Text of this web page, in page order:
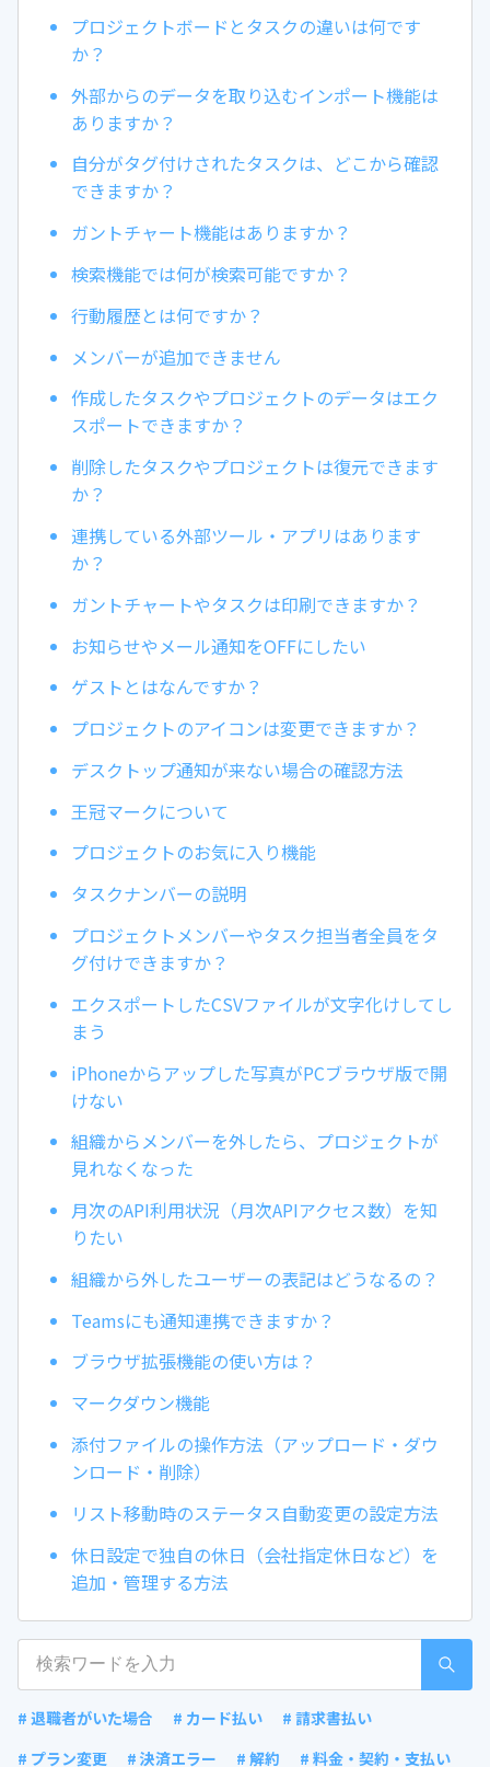
プロジェクトボードとタスクの違いは何です
か？
外部からのデータを取り込むインポート機能は
ありますか？
自分がタグ付けされたタスクは、どこから確認
できますか？
ガントチャート機能はありますか？
検索機能では何が検索可能ですか？
行動履歴とは何ですか？
メンバーが追加できません
作成したタスクやプロジェクトのデータはエク
スポートできますか？
削除したタスクやプロジェクトは復元できます
か？
連携している外部ツール・アプリはあります
か？
ガントチャートやタスクは印刷できますか？
お知らせやメール通知をOFFにしたい
ゲストとはなんですか？
プロジェクトのアイコンは変更できますか？
デスクトップ通知が来ない場合の確認方法
王冠マークについて
プロジェクトのお気に入り機能
タスクナンバーの説明
プロジェクトメンバーやタスク担当者全員をタ
グ付けできますか？
エクスポートしたCSVファイルが文字化けしてし
まう
iPhoneからアップした写真がPCブラウザ版で開
けない
組織からメンバーを外したら、プロジェクトが
見れなくなった
月次のAPI利用状況（月次APIアクセス数）を知
りたい
組織から外したユーザーの表記はどうなるの？
Teamsにも通知連携できますか？
ブラウザ拡張機能の使い方は？
マークダウン機能
添付ファイルの操作方法（アップロード・ダウ
ンロード・削除）
リスト移動時のステータス自動変更の設定方法
休日設定で独自の休日（会社指定休日など）を
追加・管理する方法
# 退職者がいた場合 # カード払い
# 請求書払い
# プラン変更
# 決済エラー # 解約 # 料金・契約・支払い